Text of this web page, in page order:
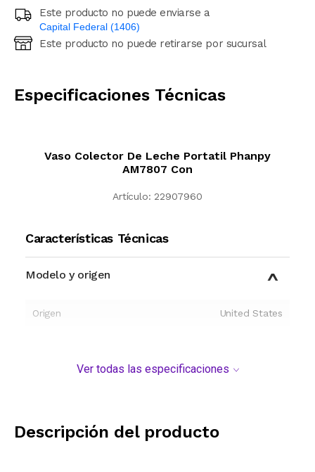
Este producto no puede enviarse a
Capital Federal (1406)
Ingresá código postal (sólo números)
Este producto no puede retirarse por sucursal
Especificaciones Técnicas
Vaso Colector De Leche Portatil Phanpy
AM7807 Con
Artículo: 22907960
Características Técnicas
Modelo y origen
Origen United States
Ver todas las especificaciones
Descripción del producto